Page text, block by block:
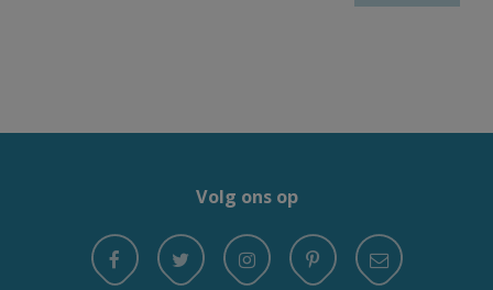
Volg ons op